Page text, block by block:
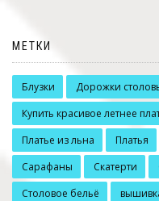
МЕТКИ
Блузки Дорожки
Купить красивое летнее
Платье из льна
Платья
Сарафаны
Скатерти
Столовое бельё